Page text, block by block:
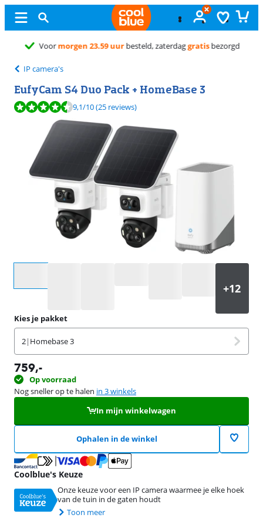
Ongeopendruilen
IP camera's
EufyCam S4 Duo Pack + HomeBase 3
Beoordeling is 9,1 van de 10, gebaseerd op 25 reviews.
9,1/10(25 reviews)
Kies je pakket
2| Homebase 3
759,-
Op voorraad
Nog sneller op te halen in 3 winkels
In mijn winkelwagen
Ophalen in de winkel
Coolblue's Keuze
Onze keuze voor een IP camera waarmee je elke hoek
van de tuin in de gaten houdt
Toon meer